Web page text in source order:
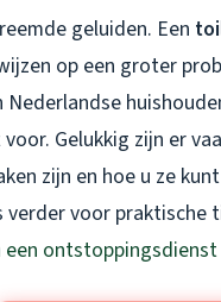
geluiden. Een
op een groter
Gelukkig zijn er
zijn en hoe u ze
voor praktische
een